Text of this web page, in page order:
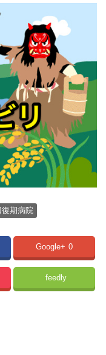
復期病院
Google+ 0
feedly